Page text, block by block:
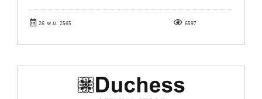
26 พ.ย. 2565 6597